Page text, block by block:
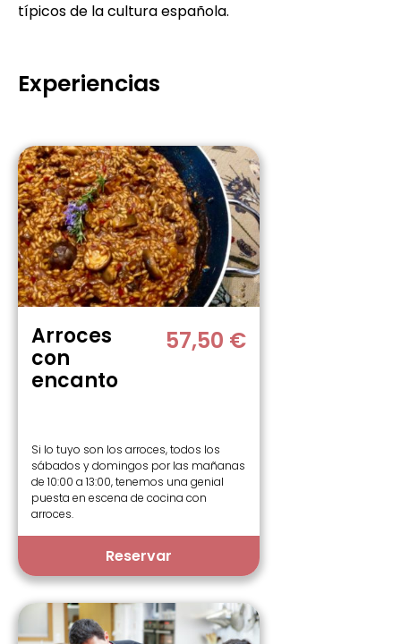
típicos de la cultura española.
Experiencias
Arroces
con
encanto
57,50 €
Si lo tuyo son los arroces, todos los
sábados y domingos por las mañanas
de 10:00 a 13:00, tenemos una genial
puesta en escena de cocina con
arroces.
Reservar